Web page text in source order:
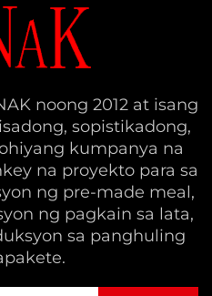
noong 2012 at isang
sopistikadong,
kumpanya na
na proyekto para sa
ng pre-made meal,
ng pagkain sa lata,
sa panghuling